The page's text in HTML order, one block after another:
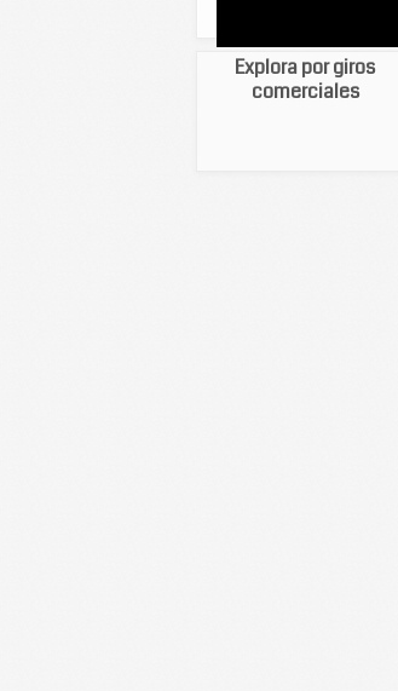
Explora por giros
comerciales